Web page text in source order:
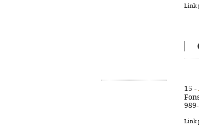
Link
15 -
Link